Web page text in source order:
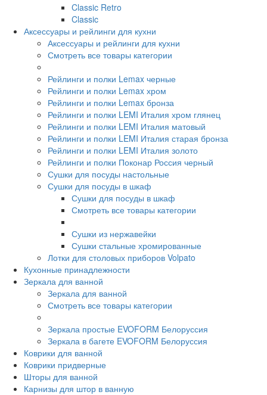
Classic Retro
Classic
Аксессуары и рейлинги для кухни
Аксессуары и рейлинги для кухни
Смотреть все товары категории
Рейлинги и полки Lemax черные
Рейлинги и полки Lemax хром
Рейлинги и полки Lemax бронза
Рейлинги и полки LEMI Италия хром глянец
Рейлинги и полки LEMI Италия матовый
Рейлинги и полки LEMI Италия старая бронза
Рейлинги и полки LEMI Италия золото
Рейлинги и полки Поконар Россия черный
Сушки для посуды настольные
Сушки для посуды в шкаф
Сушки для посуды в шкаф
Смотреть все товары категории
Сушки из нержавейки
Сушки стальные хромированные
Лотки для столовых приборов Volpato
Кухонные принадлежности
Зеркала для ванной
Зеркала для ванной
Смотреть все товары категории
Зеркала простые EVOFORM Белоруссия
Зеркала в багете EVOFORM Белоруссия
Коврики для ванной
Коврики придверные
Шторы для ванной
Карнизы для штор в ванную